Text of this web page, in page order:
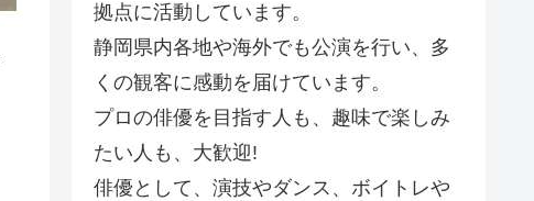
拠点に活動しています。
静岡県内各地や海外でも公演を行い、多
くの観客に感動を届けています。
プロの俳優を目指す人も、趣味で楽しみ
たい人も、大歓迎!
俳優として、演技やダンス、ボイトレや